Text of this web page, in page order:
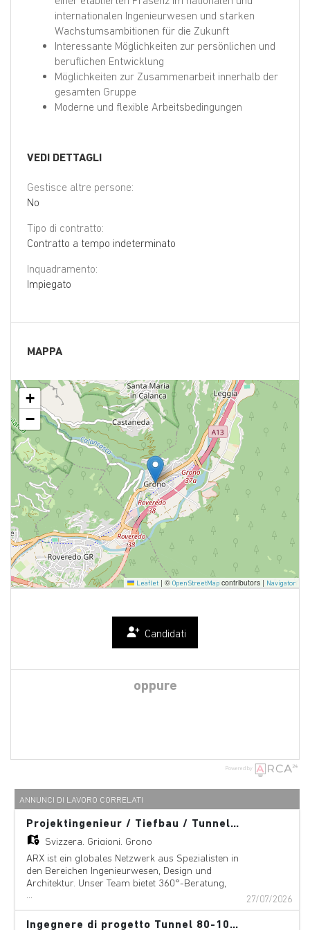
internationalen Ingenieurwesen und starken
Wachstumsambitionen für die Zukunft
Interessante Möglichkeiten zur persönlichen und
beruflichen Entwicklung
Möglichkeiten zur Zusammenarbeit innerhalb der
gesamten Gruppe
Moderne und flexible Arbeitsbedingungen
VEDI DETTAGLI
Gestisce altre persone:
No
Tipo di contratto:
Contratto a tempo indeterminato
Inquadramento:
Impiegato
MAPPA
+
−
Leaflet | © OpenStreetMap contributors | Navigator
Candidati
oppure
Powered by
ANNUNCI DI LAVORO CORRELATI
Projektingenieur / Tiefbau / Tunnel 80-100% (m/w)
Svizzera, Grigioni, Grono
ARX ist ein globales Netzwerk aus Spezialisten in
den Bereichen Ingenieurwesen, Design und
Architektur. Unser Team bietet 360°-Beratung,
Projektmanagement und technische
Dienstleistungen in den Bereichen: Flughäfen,
Brücken, Gebäude, Seilbahnen, digitale Innovation,
27/07/2026
Ingegnere di progetto Tunnel 80-100% (m/f)